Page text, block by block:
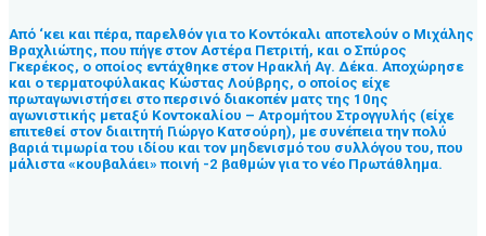
Από ‘κει και πέρα, παρελθόν για το Κοντόκαλι αποτελούν ο Μιχάλης
Βραχλιώτης, που πήγε στον Αστέρα Πετριτή, και ο Σπύρος
Γκερέκος, ο οποίος εντάχθηκε στον Ηρακλή Αγ. Δέκα. Αποχώρησε
και ο τερματοφύλακας Κώστας Λούβρης, ο οποίος είχε
πρωταγωνιστήσει στο περσινό διακοπέν ματς της 10ης
αγωνιστικής μεταξύ Κοντοκαλίου – Ατρομήτου Στρογγυλής (είχε
επιτεθεί στον διαιτητή Γιώργο Κατσούρη), με συνέπεια την πολύ
βαριά τιμωρία του ιδίου και τον μηδενισμό του συλλόγου του, που
μάλιστα «κουβαλάει» ποινή -2 βαθμών για το νέο Πρωτάθλημα.